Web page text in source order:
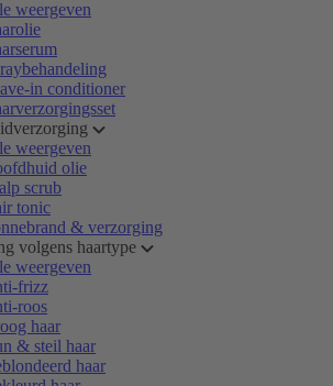
weergeven
in conditioner
weergeven
olie
scrub
tonic
& verzorging
volgens haartype
weergeven
frizz
roos
haar
& steil haar
haar